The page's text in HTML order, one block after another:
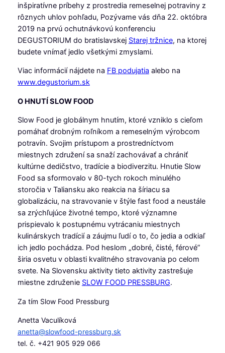
inšpiratívne príbehy z prostredia remeselnej potraviny z
rôznych uhlov pohľadu, Pozývame vás dňa 22. októbra
2019 na prvú ochutnávkovú konferenciu
DEGUSTORIUM do bratislavskej Starej tržnice, na ktorej
budete vnímať jedlo všetkými zmyslami.
Viac informácií nájdete na FB podujatia alebo na
www.degustorium.sk
O HNUTÍ SLOW FOOD
Slow Food je globálnym hnutím, ktoré vzniklo s cieľom
pomáhať drobným roľníkom a remeselným výrobcom
potravín. Svojim prístupom a prostredníctvom
miestnych združení sa snaží zachovávať a chrániť
kultúrne dedičstvo, tradície a biodiverzitu. Hnutie Slow
Food sa sformovalo v 80-tych rokoch minulého
storočia v Taliansku ako reakcia na šíriacu sa
globalizáciu, na stravovanie v štýle fast food a neustále
sa zrýchľujúce životné tempo, ktoré významne
prispievalo k postupnému vytrácaniu miestnych
kulinárskych tradícií a záujmu ľudí o to, čo jedia a odkiaľ
ich jedlo pochádza. Pod heslom „dobré, čisté, férové”
širia osvetu v oblasti kvalitného stravovania po celom
svete. Na Slovensku aktivity tieto aktivity zastrešuje
miestne združenie SLOW FOOD PRESSBURG.
Za tím Slow Food Pressburg
Anetta Vaculíková
anetta@slowfood-pressburg.sk
tel. č. +421 905 929 066